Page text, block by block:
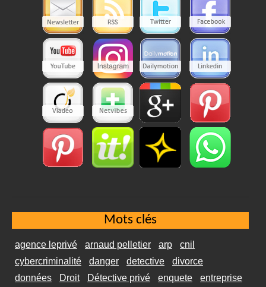
Mots clés
agence leprivé arnaud pelletier arp
cnil
cybercriminalité
danger detective
divorce
données
Droit Détective privé enquete entreprise